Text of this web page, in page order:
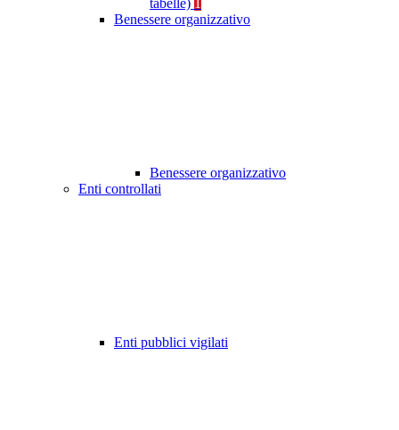
tabelle)
Benessere organizzativo
Benessere organizzativo
Enti controllati
Enti pubblici vigilati